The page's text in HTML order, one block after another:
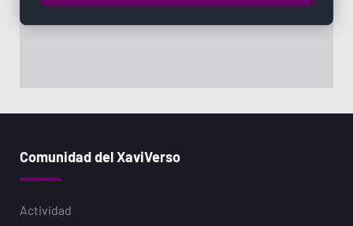
Comunidad del XaviVerso
Actividad